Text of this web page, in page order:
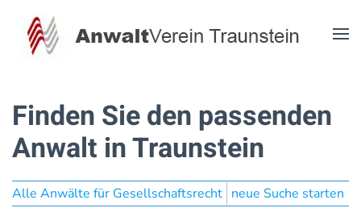
Zum Hauptinhalt springen
Finden Sie den passenden
Anwalt in Traunstein
Alle Anwälte für Gesellschaftsrecht neue Suche starten